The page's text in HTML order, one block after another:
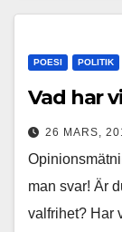
POESI POLITIK
Vad har
26 MARS,
man svar! Är
valfrihet? Har